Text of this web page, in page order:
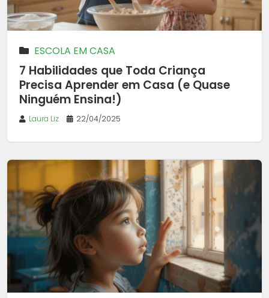
ESCOLA EM CASA
7 Habilidades que Toda Criança
Precisa Aprender em Casa (e Quase
Ninguém Ensina!)
Laura Liz 22/04/2025